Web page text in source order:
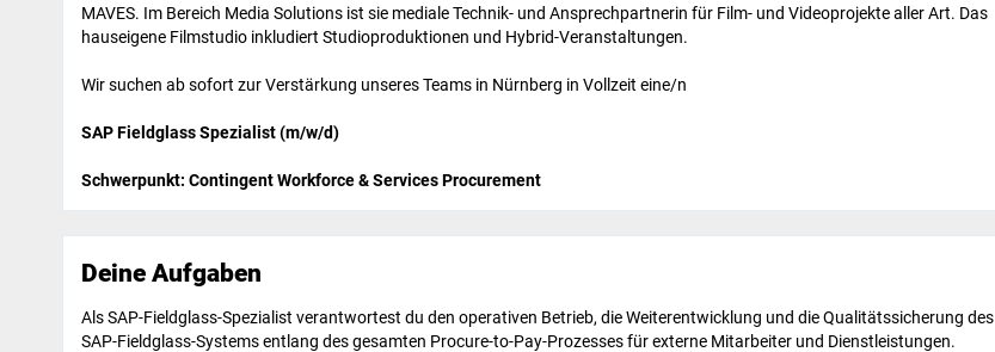
MAVES. Im Bereich Media Solutions ist sie mediale Technik- und Ansprechpartnerin für Film- und Videoprojekte aller Art. Das
hauseigene Filmstudio inkludiert Studioproduktionen und Hybrid-Veranstaltungen.
Wir suchen ab sofort zur Verstärkung unseres Teams in Nürnberg in Vollzeit eine/n
SAP Fieldglass Spezialist (m/w/d)
Schwerpunkt: Contingent Workforce & Services Procurement
Deine Aufgaben
Als SAP-Fieldglass-Spezialist verantwortest du den operativen Betrieb, die Weiterentwicklung und die Qualitätssicherung des
SAP-Fieldglass-Systems entlang des gesamten Procure-to-Pay-Prozesses für externe Mitarbeiter und Dienstleistungen.